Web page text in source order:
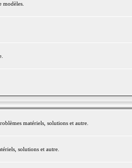
modèles.
matériels, solutions et autre.
solutions et autre.